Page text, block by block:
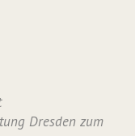
Dresden zum